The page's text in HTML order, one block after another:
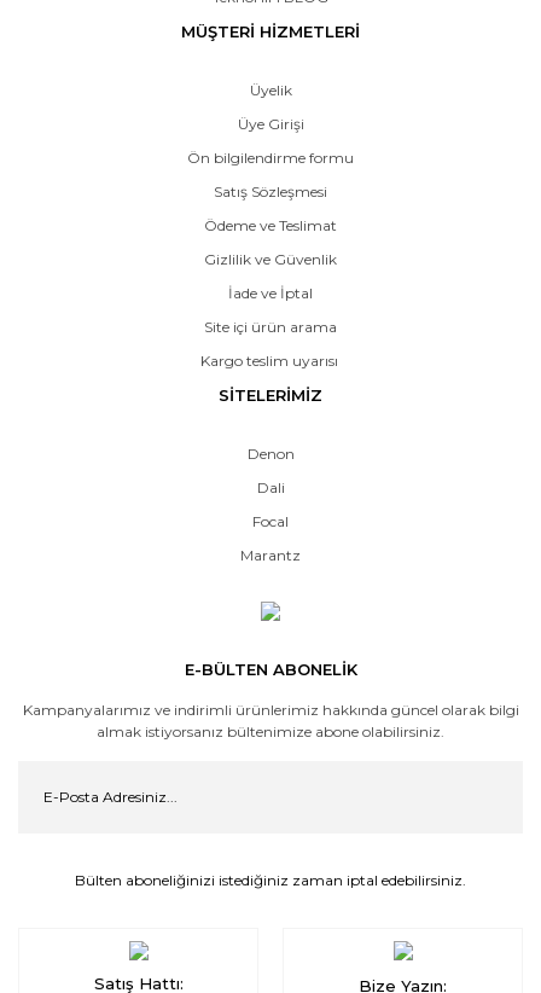
MÜŞTERİ HİZMETLERİ
Üyelik
Üye Girişi
Ön bilgilendirme formu
Satış Sözleşmesi
Ödeme ve Teslimat
Gizlilik ve Güvenlik
İade ve İptal
Site içi ürün arama
Kargo teslim uyarısı
SİTELERİMİZ
Denon
Dali
Focal
Marantz
E-BÜLTEN ABONELİK
Kampanyalarımız ve indirimli ürünlerimiz hakkında güncel olarak bilgi
almak istiyorsanız bültenimize abone olabilirsiniz.
Bülten aboneliğinizi istediğiniz zaman iptal edebilirsiniz.
Satış Hattı: Bize Yazın: